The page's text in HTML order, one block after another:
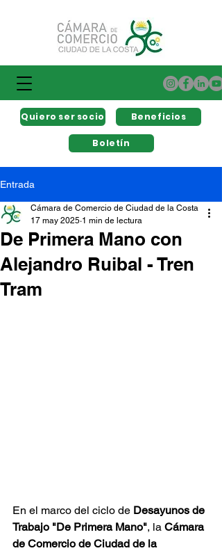
Quiero ser socio Beneficios
Boletín
Entrada
De Primera Mano con
Alejandro Ruibal - Tren
Tram
Cámara de Comercio de Ciudad de la Costa
17 may 2025 1 min de lectura
En el marco del ciclo de Desayunos de
Trabajo "De Primera Mano", la Cámara
de Comercio de Ciudad de la